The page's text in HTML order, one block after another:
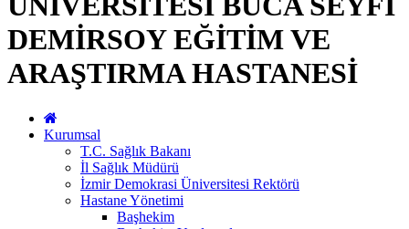
DEMİRSOY EĞİTİM VE
ARAŞTIRMA HASTANESİ
Kurumsal
T.C. Sağlık Bakanı
İl Sağlık Müdürü
İzmir Demokrasi Üniversitesi Rektörü
Hastane Yönetimi
Başhekim